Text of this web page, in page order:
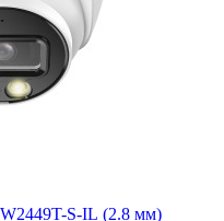
S-IL (2.8 мм)